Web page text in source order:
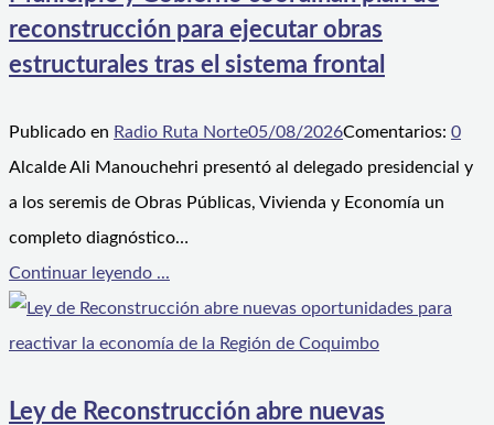
reconstrucción para ejecutar obras
estructurales tras el sistema frontal
Publicado en Radio Ruta Norte05/08/2026Comentarios: 0
Alcalde Ali Manouchehri presentó al delegado presidencial y
a los seremis de Obras Públicas, Vivienda y Economía un
completo diagnóstico…
Continuar leyendo ...
Ley de Reconstrucción abre nuevas